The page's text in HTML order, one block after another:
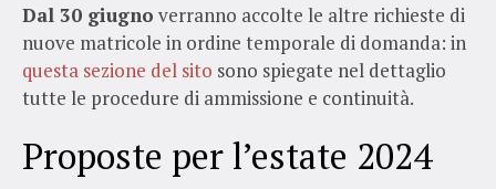
Dal 30 giugno verranno accolte le altre richieste di
nuove matricole in ordine temporale di domanda: in
questa sezione del sito sono spiegate nel dettaglio
tutte le procedure di ammissione e continuità.
Proposte per l’estate 2024